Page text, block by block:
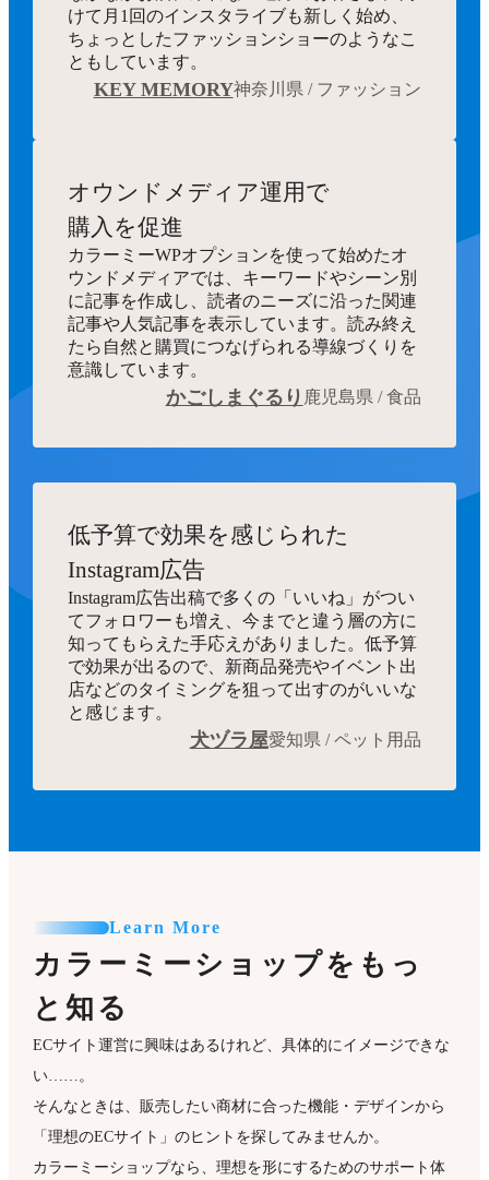
けて月1回のインスタライブも新しく始め、
ちょっとしたファッションショーのようなこ
ともしています。
KEY MEMORY神奈川県 / ファッション
オウンドメディア運用で
購入を促進
カラーミーWPオプションを使って始めたオ
ウンドメディアでは、キーワードやシーン別
に記事を作成し、読者のニーズに沿った関連
記事や人気記事を表示しています。読み終え
たら自然と購買につなげられる導線づくりを
意識しています。
かごしまぐるり 鹿児島県 / 食品
低予算で効果を感じられた
Instagram広告
Instagram広告出稿で多くの「いいね」がつい
てフォロワーも増え、今までと違う層の方に
知ってもらえた手応えがありました。低予算
で効果が出るので、新商品発売やイベント出
店などのタイミングを狙って出すのがいいな
と感じます。
犬ヅラ屋愛知県 / ペット用品
Learn More
カラーミーショップをもっ
と知る
ECサイト運営に興味はあるけれど、具体的にイメージできな
い……。
そんなときは、販売したい商材に合った機能・デザインから
「理想のECサイト」のヒントを探してみませんか。
カラーミーショップなら、理想を形にするためのサポート体